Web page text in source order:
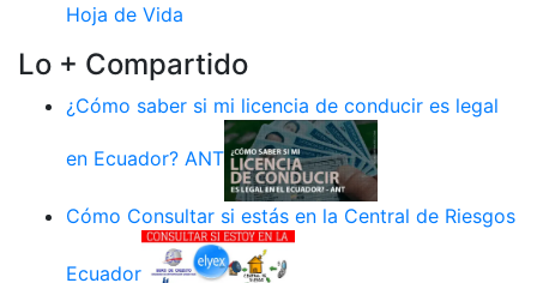
Hoja de Vida
Lo + Compartido
¿Cómo saber si mi licencia de conducir es legal
en Ecuador? ANT
Cómo Consultar si estás en la Central de Riesgos
Ecuador